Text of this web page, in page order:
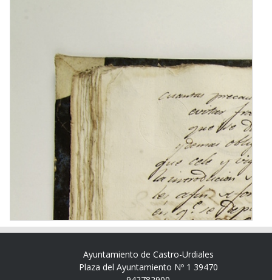
Ayuntamiento de Castro-Urdiales
Plaza del Ayuntamiento Nº 1 39470